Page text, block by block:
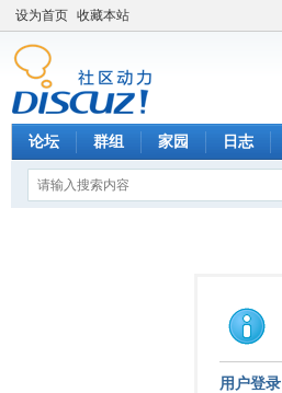
设为首页 收藏本站
论坛 群组 家园 日志
用户登录